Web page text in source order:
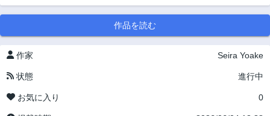
作品を読む
作家 Seira Yoake
状態 進行中
お気に入り 0